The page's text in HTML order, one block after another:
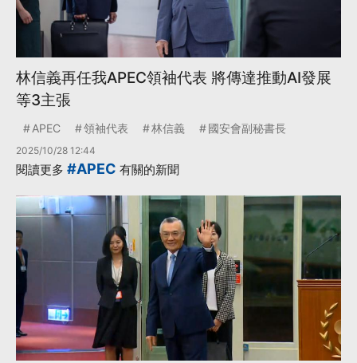
林信義再任我APEC領袖代表 將傳達推動AI發展
等3主張
APEC 領袖代表 林信義 國安會副秘書長
2025/10/28 12:44
閱讀更多 #APEC 有關的新聞